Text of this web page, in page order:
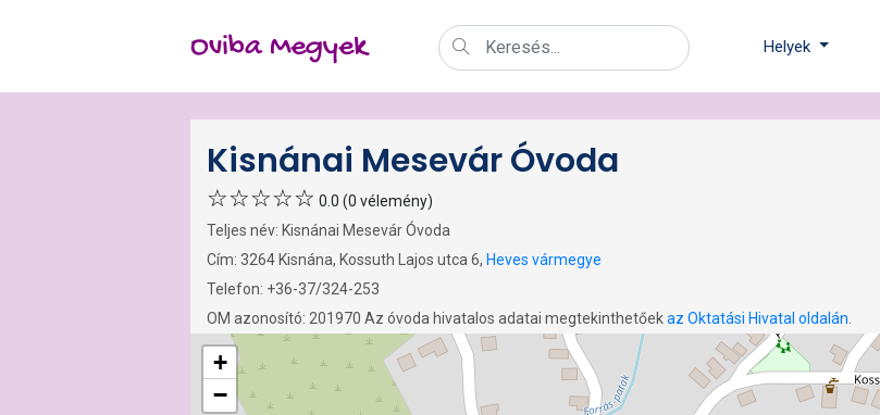
Oviba Megyek Helyek
Kisnánai Mesevár Óvoda
0.0 (0 vélemény)
Teljes név: Kisnánai Mesevár Óvoda
Cím: 3264 Kisnána, Kossuth Lajos utca 6, Heves vármegye
Telefon: +36-37/324-253
OM azonosító: 201970 Az óvoda hivatalos adatai megtekinthetőekaz Oktatási Hivatal oldalán
+
−